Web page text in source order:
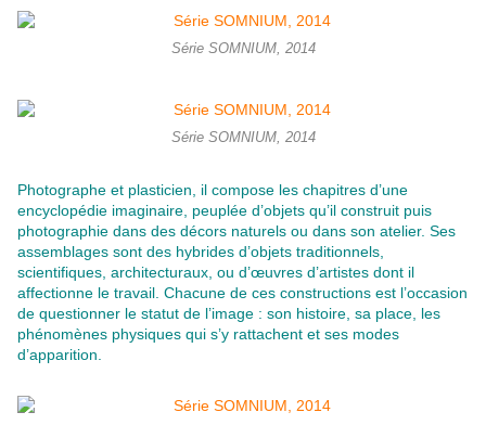
Série SOMNIUM, 2014
Série SOMNIUM, 2014
Photographe et plasticien, il compose les chapitres d’une
encyclopédie imaginaire, peuplée d’objets qu’il construit puis
photographie dans des décors naturels ou dans son atelier. Ses
assemblages sont des hybrides d’objets traditionnels,
scientifiques, architecturaux, ou d’œuvres d’artistes dont il
affectionne le travail. Chacune de ces constructions est l’occasion
de questionner le statut de l’image : son histoire, sa place, les
phénomènes physiques qui s’y rattachent et ses modes
d’apparition.